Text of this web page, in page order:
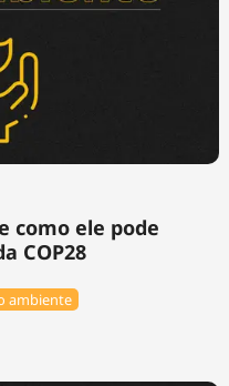
Contato
Meio Ambiente
Podcast
como ele pode
COP28
ambiente